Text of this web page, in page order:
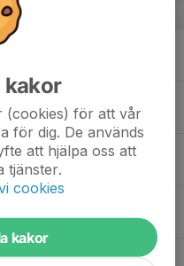
kakor
(cookies) för att vår
för dig. De används
att hjälpa oss att
tjänster.
cookies
kakor